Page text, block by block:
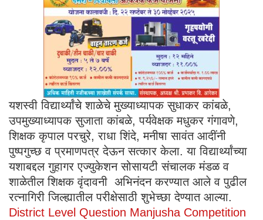
यशस्वी विद्यार्थ्यांचे शाळेचे मुख्याध्यापक सुधाकर कांबळे,
उपमुख्याध्यापक सुजाता कांबळे, पर्यवेक्षक मधुकर गंगावणे,
शिक्षक कृपाल परचुरे, राधा शिंदे, मनीषा सावंत आदींनी
पुष्पगुच्छ व प्रमाणपत्र देऊन सत्कार केला. या विद्यार्थ्यांच्या
यशाबद्दल गुहागर एज्युकेशन सोसायटी संचालक मंडळ व
शाळेतील शिक्षक वृंदावनी अभिनंदन करण्यात आले व पुढील
रत्नागिरी जिल्ह्यातील परीक्षेसाठी शुभेच्छा देण्यात आल्या.
District Level Question Manjusha Competition